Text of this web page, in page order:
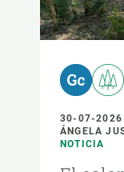
30-07-2026
ÁNGELA
NOTICIA